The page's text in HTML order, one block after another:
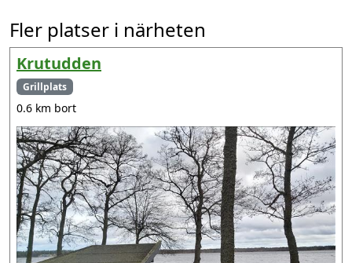
Fler platser i närheten
Krutudden
Grillplats
0.6 km bort